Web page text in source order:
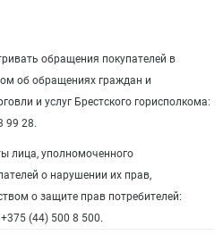
обращения покупателей в
об обращениях граждан и
и услуг Брестского горисполкома:
99 28.
лица, уполномоченного
о нарушении их прав,
о защите прав потребителей:
(44) 500 8 500.